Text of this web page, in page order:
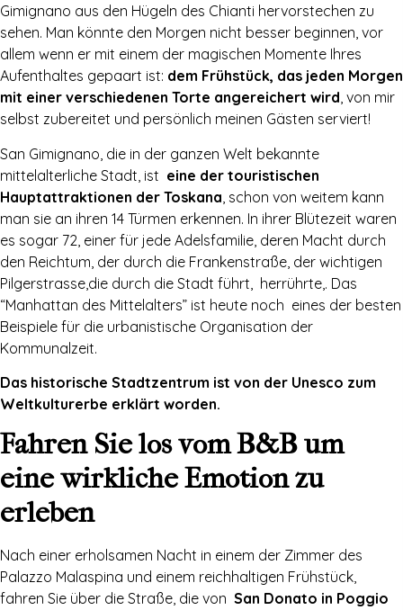
Gimignano aus den Hügeln des Chianti hervorstechen zu
sehen. Man könnte den Morgen nicht besser beginnen, vor
allem wenn er mit einem der magischen Momente Ihres
Aufenthaltes gepaart ist: dem Frühstück, das jeden Morgen
mit einer verschiedenen Torte angereichert wird, von mir
selbst zubereitet und persönlich meinen Gästen serviert!
San Gimignano, die in der ganzen Welt bekannte
mittelalterliche Stadt, ist eine der touristischen
Hauptattraktionen der Toskana , schon von weitem kann
man sie an ihren 14 Türmen erkennen. In ihrer Blütezeit waren
es sogar 72, einer für jede Adelsfamilie, deren Macht durch
den Reichtum, der durch die Frankenstraße, der wichtigen
Pilgerstrasse,die durch die Stadt führt, herrührte,. Das
“Manhattan des Mittelalters” ist heute noch eines der besten
Beispiele für die urbanistische Organisation der
Kommunalzeit.
Das historische Stadtzentrum ist von der Unesco zum
Weltkulturerbe erklärt worden.
Fahren Sie los vom B&B um
eine wirkliche Emotion zu
erleben
Nach einer erholsamen Nacht in einem der Zimmer des
Palazzo Malaspina und einem reichhaltigen Frühstück,
fahren Sie über die Straße, die von San Donato in Poggio